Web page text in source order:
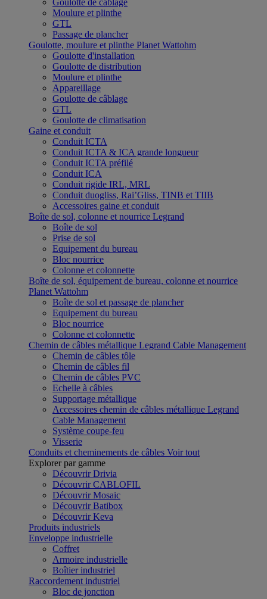
Goulotte de câblage
Moulure et plinthe
GTL
Passage de plancher
Goulotte, moulure et plinthe Planet Wattohm
Goulotte d'installation
Goulotte de distribution
Moulure et plinthe
Appareillage
Goulotte de câblage
GTL
Goulotte de climatisation
Gaine et conduit
Conduit ICTA
Conduit ICTA & ICA grande longueur
Conduit ICTA préfilé
Conduit ICA
Conduit rigide IRL, MRL
Conduit duogliss, Rai’Gliss, TINB et TIIB
Accessoires gaine et conduit
Boîte de sol, colonne et nourrice Legrand
Boîte de sol
Prise de sol
Equipement du bureau
Bloc nourrice
Colonne et colonnette
Boîte de sol, équipement de bureau, colonne et nourrice
Planet Wattohm
Boîte de sol et passage de plancher
Equipement du bureau
Bloc nourrice
Colonne et colonnette
Chemin de câbles métallique Legrand Cable Management
Chemin de câbles tôle
Chemin de câbles fil
Chemin de câbles PVC
Echelle à câbles
Supportage métallique
Accessoires chemin de câbles métallique Legrand
Cable Management
Système coupe-feu
Visserie
Conduits et cheminements de câbles Voir tout
Explorer par gamme
Découvrir Drivia
Découvrir CABLOFIL
Découvrir Mosaic
Découvrir Batibox
Découvrir Keva
Produits industriels
Enveloppe industrielle
Coffret
Armoire industrielle
Boîtier industriel
Raccordement industriel
Bloc de jonction